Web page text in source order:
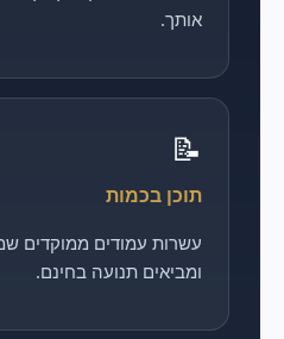
אותך.
📝
תוכן בכמות
עשרות עמודים ממוקדים
ומביאים תנועה בחינם.